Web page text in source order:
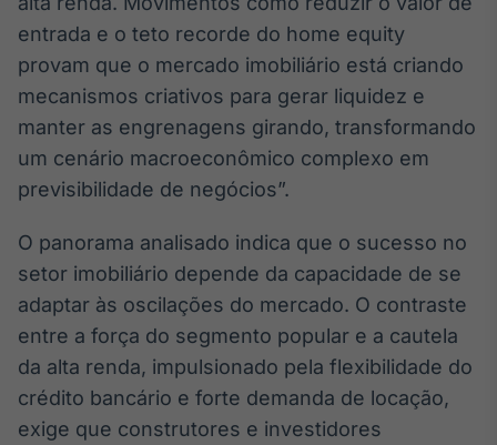
Tokenização
de ativos
Em breve
Crédito
Em breve
entrada e o teto recorde do home equity
provam que o mercado imobiliário está criando
mecanismos criativos para gerar liquidez e
manter as engrenagens girando, transformando
um cenário macroeconômico complexo em
previsibilidade de negócios”.
O panorama analisado indica que o sucesso no
setor imobiliário depende da capacidade de se
adaptar às oscilações do mercado. O contraste
entre a força do segmento popular e a cautela
da alta renda, impulsionado pela flexibilidade do
crédito bancário e forte demanda de locação,
exige que construtores e investidores